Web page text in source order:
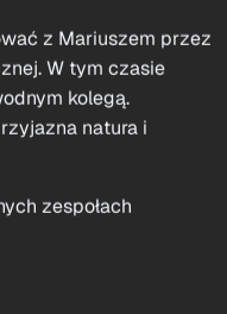
z Mariuszem przez
kolegą.
natura i